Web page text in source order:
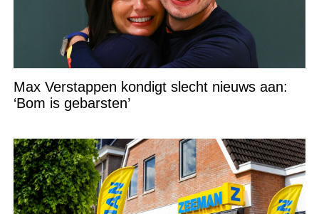
Max Verstappen kondigt slecht nieuws aan:
‘Bom is gebarsten’